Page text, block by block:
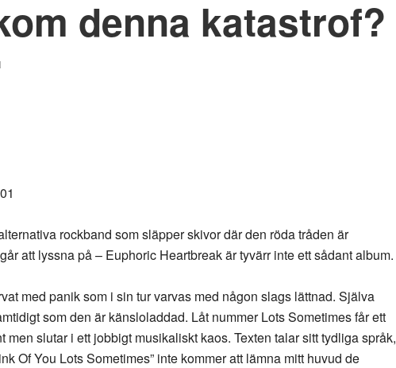
denna katastrof?
rockband som släpper skivor där den röda tråden är
att lyssna på – Euphoric Heartbreak är tyvärr inte ett sådant album.
med panik som i sin tur varvas med någon slags lättnad. Själva
som den är känsloladdad. Låt nummer Lots Sometimes får ett
men slutar i ett jobbigt musikaliskt kaos. Texten talar sitt tydliga språk,
Of You Lots Sometimes” inte kommer att lämna mitt huvud de